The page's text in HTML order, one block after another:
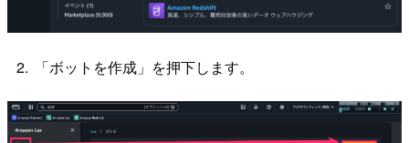
「ボットを作成」を押下します。